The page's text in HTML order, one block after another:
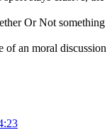
Or Not something
of an moral discussion